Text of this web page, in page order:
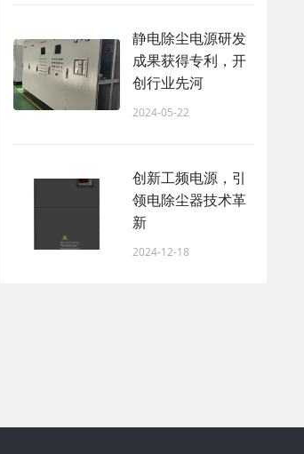
静电除尘电源研发
成果获得专利，开
创行业先河
2024-05-22
创新工频电源，引
领电除尘器技术革
新
2024-12-18